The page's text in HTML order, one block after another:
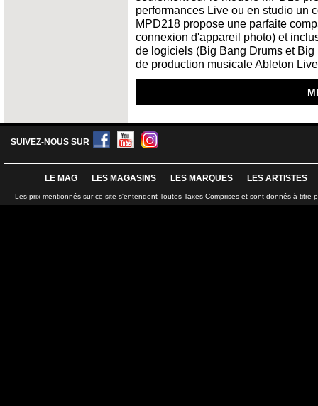
performances Live ou en studio un
MPD218 propose une parfaite
connexion d'appareil photo) et
de logiciels (Big Bang Drums et
de production musicale Ableton
SUIVEZ-NOUS SUR
LE MAG LES MAGASINS LES MARQUES LES ARTISTES
Les prix mentionnés sur ce site s'entendent Toutes Taxes Comprises et sont donnés à